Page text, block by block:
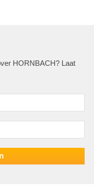
HORNBACH? Laat